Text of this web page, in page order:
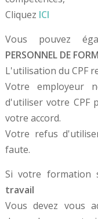
Cliquez ICI
Vous pouvez
PERSONNEL DE
L'utilisation du CPF
Votre employeur
d'utiliser votre CPF
votre accord.
Votre refus
faute.
Si votre formation
travail
Vous devez vous